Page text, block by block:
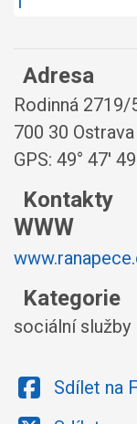
Adresa
Rodinná 2719/
700 30 Ostrava
GPS: 49° 47′
Kontakty
WWW
Kategorie
sociální služby
Sdílet na